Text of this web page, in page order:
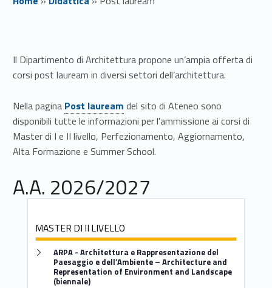
Il Dipartimento di Architettura propone un’ampia offerta di
corsi post lauream in diversi settori dell’architettura.
Nella pagina Post lauream del sito di Ateneo sono
disponibili tutte le informazioni per l'ammissione ai corsi di
Master di I e II livello, Perfezionamento, Aggiornamento,
Alta Formazione e Summer School.
A.A. 2026/2027
MASTER DI II LIVELLO
Link identifier #identifier__167643-1
ARPA - Architettura e Rappresentazione del
Paesaggio e dell’Ambiente – Architecture and
Representation of Environment and Landscape
(biennale)